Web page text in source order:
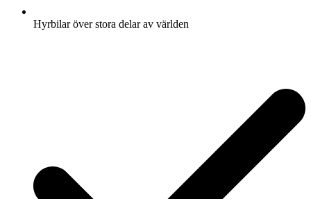
Hyrbilar över stora delar av världen